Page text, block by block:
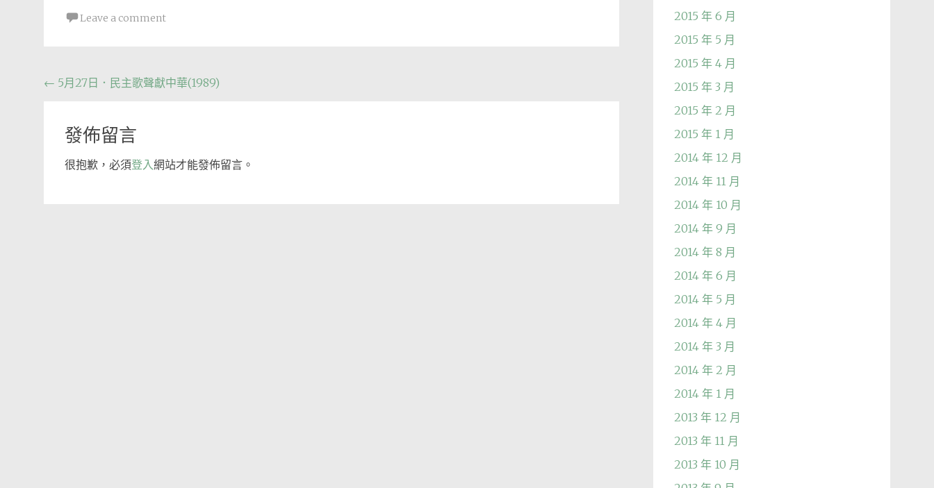
Leave a comment
Post
← 5月27日．民主歌聲獻中華(1989)
發佈留言
很抱歉，必須登入網站才能發佈留言。
2015 年 6 月
2015 年 5 月
2015 年 4 月
2015 年 3 月
2015 年 2 月
2015 年 1 月
2014 年 12 月
2014 年 11 月
2014 年 10 月
2014 年 9 月
2014 年 8 月
2014 年 6 月
2014 年 5 月
2014 年 4 月
2014 年 3 月
2014 年 2 月
2014 年 1 月
2013 年 12 月
2013 年 11 月
2013 年 10 月